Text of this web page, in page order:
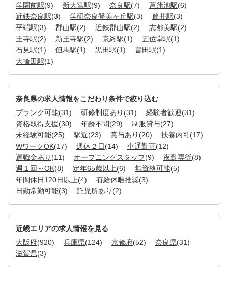
学園前駅(9) 新大宮駅(9) 奈良駅(7) 菖蒲池駅(6)
近鉄奈良駅(3) 学研奈良登美ヶ丘駅(3) 筒井駅(3)
平端駅(3) 郡山駅(2) 近鉄郡山駅(2) 志都美駅(2)
王寺駅(2) 新王寺駅(2) 京終駅(1) 五位堂駅(1)
石見駅(1) 但馬駅(1) 黒田駅(1) 畠田駅(1)
大輪田駅(1)
奈良県の求人情報をこだわり条件で絞り込む
ブランク可能(31) 研修制度あり (31) 経験者歓迎(31)
資格取得支援(30) 年齢不問(29) 制服貸与(27)
未経験可能(25) 駅近(23) 賞与あり (20) 扶養内可(17)
WワークOK(17) 週休２日(14) 車通勤可(12)
退職金あり (11) オープニングスタッフ(9) 夜勤専従(8)
週１回～OK(8) 定年65歳以上(6) 無資格可能(5)
年間休日120日以上(4) 有給休暇推奨(3)
日勤常勤可能(3) 託児所あり (2)
近畿エリアの求人情報を見る
大阪府(920) 兵庫県(124) 京都府(52) 奈良県(31)
滋賀県(3)